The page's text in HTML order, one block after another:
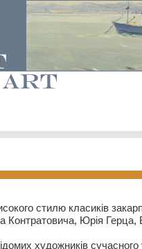
стилю класиків
Контратовича, Юрія
художників